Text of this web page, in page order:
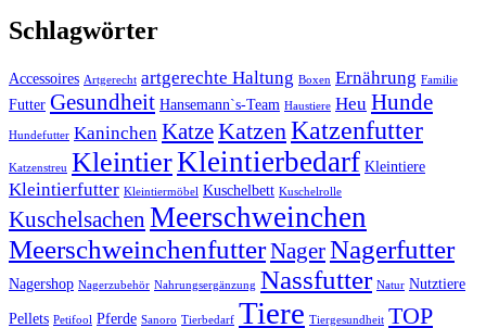
Schlagwörter
Accessoires Artgerecht artgerechte Haltung Boxen Ernährung Familie
Futter Gesundheit Hansemann`s-Team Haustiere Heu Hunde
Hundefutter Kaninchen KatzeKatzenKatzenfutter
Katzenstreu KleintierKleintierbedarf Kleintiere
Kleintierfutter Kleintiermöbel Kuschelbett Kuschelrolle
Kuschelsachen Meerschweinchen
MeerschweinchenfutterNagerNagerfutter
Nagershop Nagerzubehör Nahrungsergänzung Nassfutter Natur Nutztiere
Pellets Petifool Pferde Sanoro Tierbedarf Tiere Tiergesundheit TOP